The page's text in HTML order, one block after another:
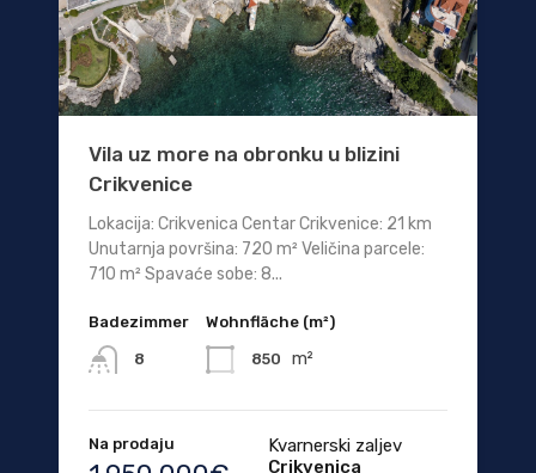
Vila uz more na obronku u blizini
Crikvenice
Lokacija: Crikvenica Centar Crikvenice: 21 km
Unutarnja površina: 720 m² Veličina parcele:
710 m² Spavaće sobe: 8...
Badezimmer
8
Wohnfläche (m²)
850 m²
Na prodaju
Kvarnerski zaljev
Crikvenica